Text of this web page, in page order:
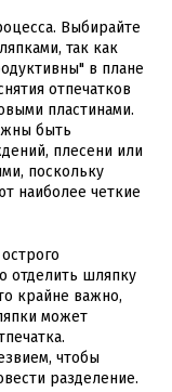
Выбирайте
так как
в плане
отпечатков
пластинами.
быть
плесени или
поскольку
наиболее четкие
отделить шляпку
крайне важно,
может
чтобы
разделение.